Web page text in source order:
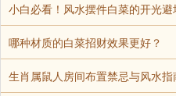
小白必看！风水摆件白菜的开光
哪种材质的白菜招财效果更好？
生肖属鼠人房间布置禁忌与风水指